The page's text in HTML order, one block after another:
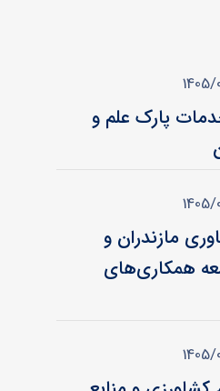
پارک علم و
مازندران و
همکاری‌های